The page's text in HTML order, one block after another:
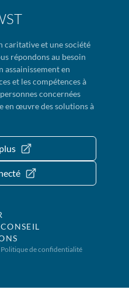
caritative et une société
répondons au besoin
assainissement en
et les compétences à
concernées
en œuvre des solutions à
Politique de confidentialité